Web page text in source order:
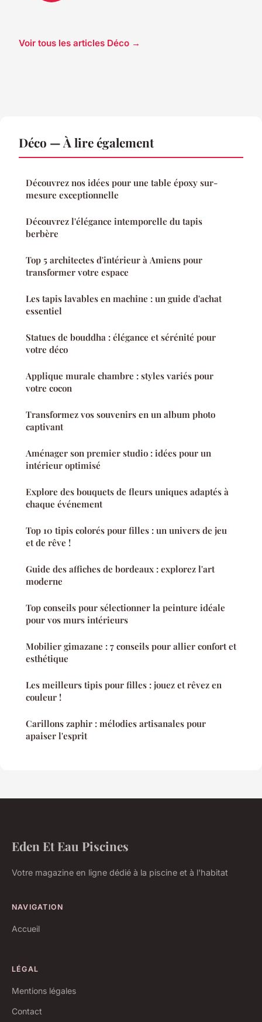
Voir tous les articles Déco →
Déco — À lire également
Découvrez nos idées pour une table époxy sur-
mesure exceptionnelle
Découvrez l'élégance intemporelle du tapis
berbère
Top 5 architectes d'intérieur à Amiens pour
transformer votre espace
Les tapis lavables en machine : un guide d'achat
essentiel
Statues de bouddha : élégance et sérénité pour
votre déco
Applique murale chambre : styles variés pour
votre cocon
Transformez vos souvenirs en un album photo
captivant
Aménager son premier studio : idées pour un
intérieur optimisé
Explore des bouquets de fleurs uniques adaptés à
chaque événement
Top 10 tipis colorés pour filles : un univers de jeu
et de rêve !
Guide des affiches de bordeaux : explorez l'art
moderne
Top conseils pour sélectionner la peinture idéale
pour vos murs intérieurs
Mobilier gimazane : 7 conseils pour allier confort et
esthétique
Les meilleurs tipis pour filles : jouez et rêvez en
couleur !
Carillons zaphir : mélodies artisanales pour
apaiser l'esprit
Eden Et Eau Piscines
Votre magazine en ligne dédié à la piscine et à l'habitat
NAVIGATION
Accueil
LÉGAL
Mentions légales
Contact